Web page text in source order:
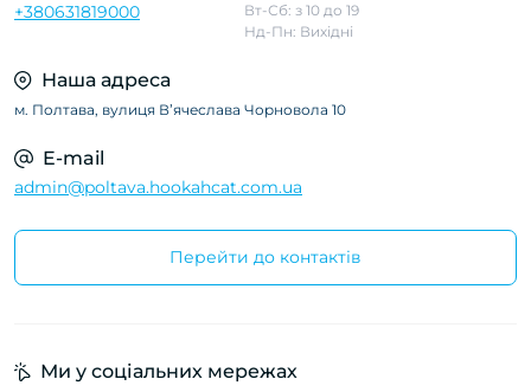
+380631819000
Вт-Сб: з 10 до 19
Нд-Пн: Вихідні
Наша адреса
м. Полтава, вулиця Вʼячеслава Чорновола 10
E-mail
admin@poltava.hookahcat.com.ua
Перейти до контактів
Ми у соціальних мережах